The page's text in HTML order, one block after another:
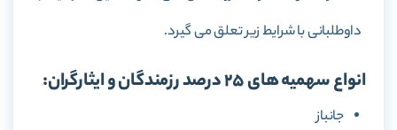
داوطلبانی با شرایط زیر تعلق می گیرد.
انواع سهمیه های 25 درصد رزمندگان و ایثارگران:
جانباز